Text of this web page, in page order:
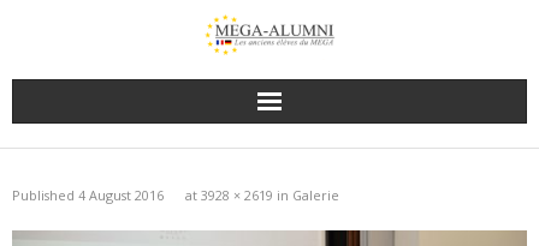
Published 4 August 2016 at 3928 × 2619 in Galerie